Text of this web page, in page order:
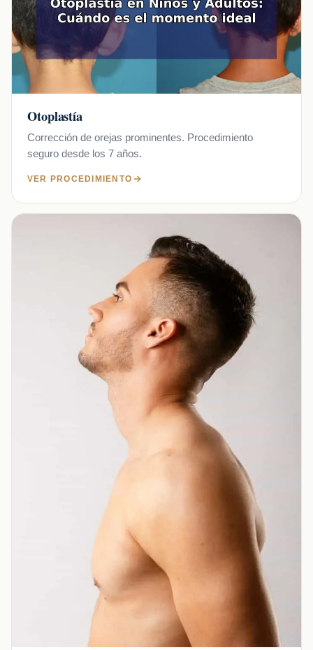
Otoplastía
Corrección de orejas prominentes. Procedimiento
seguro desde los 7 años.
VER PROCEDIMIENTO